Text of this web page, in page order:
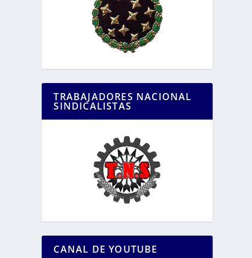
TRABAJADORES NACIONAL
SINDICALISTAS
CANAL DE YOUTUBE